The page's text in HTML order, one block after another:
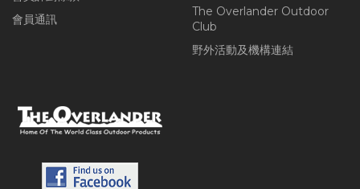
會員通訊
The Overlander Outdoor
Club
野外活動及機構連結